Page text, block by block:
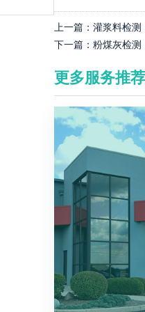
上一篇： 灌浆料检测
下一篇： 粉煤灰检测
更多服务推荐